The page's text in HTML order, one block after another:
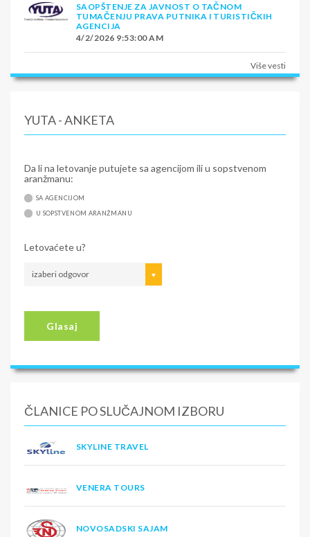
SAOPŠTENJE ZA JAVNOST O TAČNOM
TUMAČENJU PRAVA PUTNIKA I TURISTIČKIH
AGENCIJA
4/2/2026 9:53:00 AM
Više vesti
YUTA - ANKETA
Da li na letovanje putujete sa agencijom ili u sopstvenom
aranžmanu:
SA AGENCIJOM
U SOPSTVENOM ARANŽMANU
Letovaćete u?
izaberi odgovor
Glasaj
ČLANICE PO SLUČAJNOM IZBORU
SKYLINE TRAVEL
VENERA TOURS
NOVOSADSKI SAJAM